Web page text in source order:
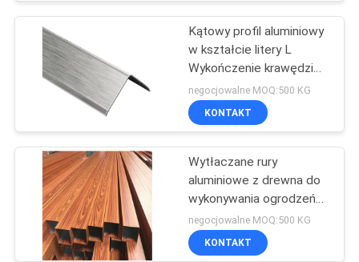
FABRYCE
KONTROLA
JAKOŚCI
SKONTAKTUJ
NAMI
Kątowy profil aluminiowy
w kształcie litery L
Wykończenie krawędzi
dachu 6105
negocjowalne MOQ:500 KG
KONTAKT
Wytłaczane rury
aluminiowe z drewna do
wykonywania ogrodzeń
drzwiowych, ochrona
przed promieniowaniem
UV Lakierowanie
negocjowalne MOQ:500 KG
KONTAKT